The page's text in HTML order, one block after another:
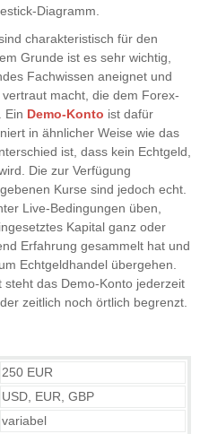
Diagramm.
charakteristisch für den
Grunde ist es sehr wichtig,
Fachwissen aneignet und
macht, die dem Forex-
Ein Demo-Konto ist dafür
in ähnlicher Weise wie das
ist, dass kein Echtgeld,
Die zur Verfügung
Kurse sind jedoch echt.
Live-Bedingungen üben,
Kapital ganz oder
Erfahrung gesammelt hat und
Echtgeldhandel übergehen.
das Demo-Konto jederzeit
zeitlich noch örtlich begrenzt.
250 EUR
USD, EUR, GBP
variabel